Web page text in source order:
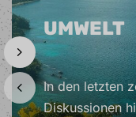
UMWELT
In den letzten
Diskussionen